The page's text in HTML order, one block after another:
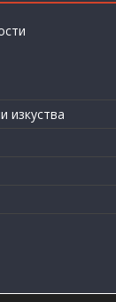
изкуства